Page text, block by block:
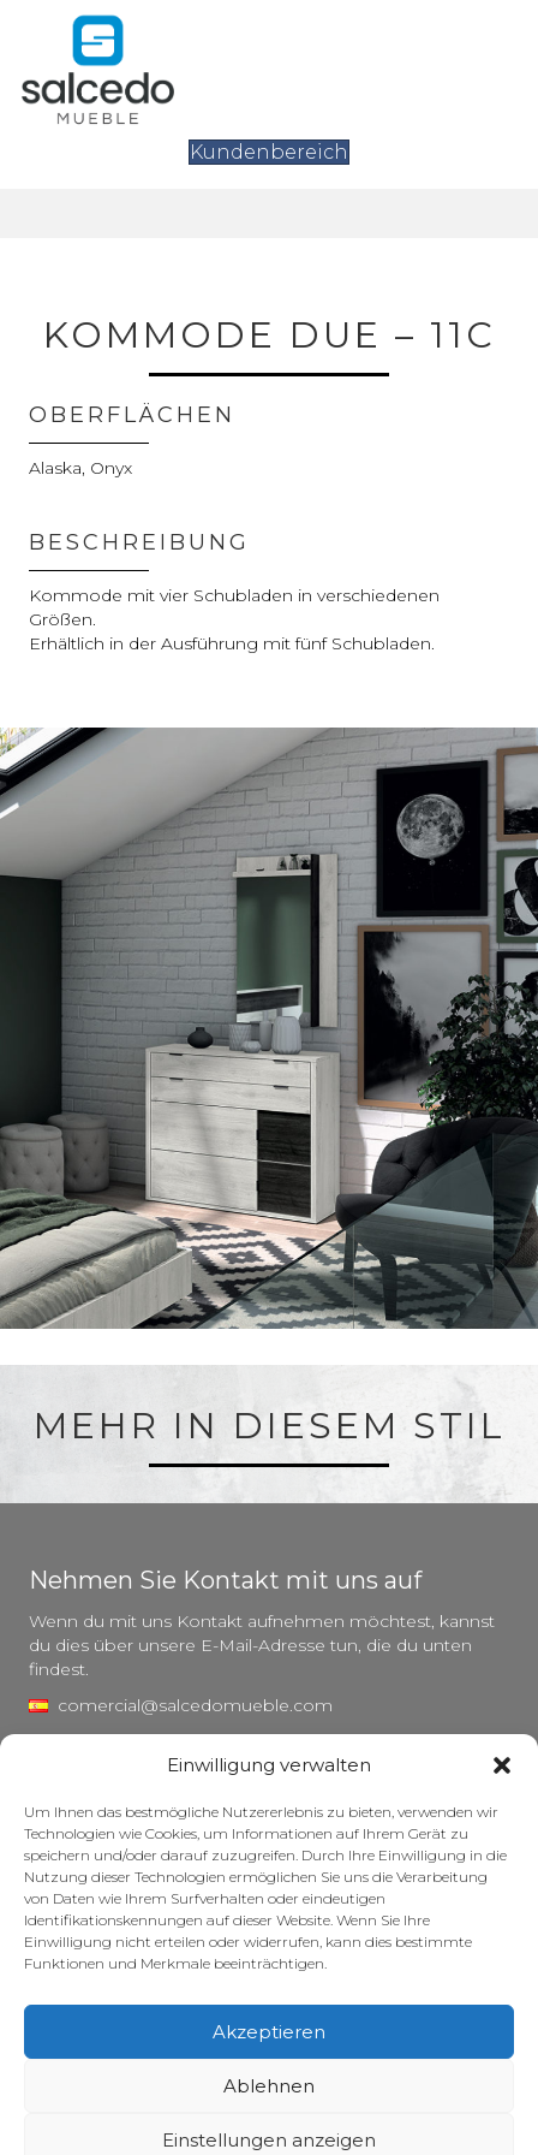
Einwilligung verwalten
Um Ihnen das bestmögliche Nutzererlebnis zu bieten, verwenden wir
Technologien wie Cookies, um Informationen auf Ihrem Gerät zu
speichern und/oder darauf zuzugreifen. Durch Ihre Einwilligung in die
Nutzung dieser Technologien ermöglichen Sie uns die Verarbeitung
von Daten wie Ihrem Surfverhalten oder eindeutigen
Identifikationskennungen auf dieser Website. Wenn Sie Ihre
Einwilligung nicht erteilen oder widerrufen, kann dies bestimmte
Funktionen und Merkmale beeinträchtigen.
Akzeptieren
Ablehnen
Einstellungen anzeigen
Kundenbereich
KOMMODE DUE – 11C
OBERFLÄCHEN
Alaska, Onyx
BESCHREIBUNG
Kommode mit vier Schubladen in verschiedenen
Größen.
Erhältlich in der Ausführung mit fünf Schubladen.
MEHR IN DIESEM STIL
Nehmen Sie Kontakt mit uns auf
Wenn du mit uns Kontakt aufnehmen möchtest, kannst
du dies über unsere E-Mail-Adresse tun, die du unten
findest.
comercial@salcedomueble.com
distribucion@salcedomueble.com
Instagram
Rechtlicher Hinweis
Datenschutzerklärung
Cookie-Richtlinie
Zuschüsse
Website entwickelt, optimiert und gepflegt – mit viel Koffein – von